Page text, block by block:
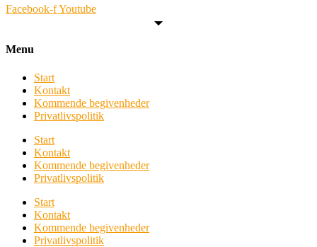
Facebook-fYoutube
Menu
Start
Kontakt
Kommende begivenheder
Privatlivspolitik
Start
Kontakt
Kommende begivenheder
Privatlivspolitik
Start
Kontakt
Kommende begivenheder
Privatlivspolitik